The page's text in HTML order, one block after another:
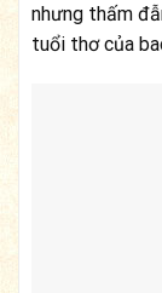
nhưng thấm
tuổi thơ của